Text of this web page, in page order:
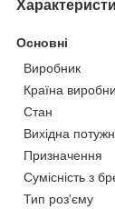
Основні
Виробник
Країна
Стан
Вихідна
Призначення
Сумісність з
Тип роз'єму